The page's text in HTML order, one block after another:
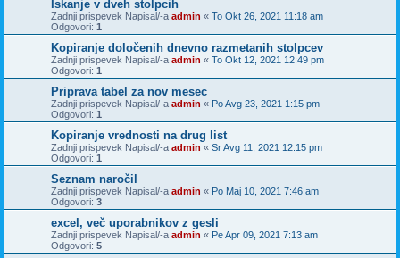
Iskanje v dveh stolpcih
Zadnji prispevek Napisal/-a admin « To Okt 26, 2021 11:18 am
Odgovori: 1
Kopiranje določenih dnevno razmetanih stolpcev
Zadnji prispevek Napisal/-a admin « To Okt 12, 2021 12:49 pm
Odgovori: 1
Priprava tabel za nov mesec
Zadnji prispevek Napisal/-a admin « Po Avg 23, 2021 1:15 pm
Odgovori: 1
Kopiranje vrednosti na drug list
Zadnji prispevek Napisal/-a admin « Sr Avg 11, 2021 12:15 pm
Odgovori: 1
Seznam naročil
Zadnji prispevek Napisal/-a admin « Po Maj 10, 2021 7:46 am
Odgovori: 3
excel, več uporabnikov z gesli
Zadnji prispevek Napisal/-a admin « Pe Apr 09, 2021 7:13 am
Odgovori: 5